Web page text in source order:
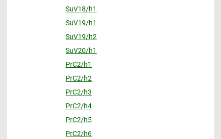
SuV18/h1
SuV19/h1
SuV19/h2
SuV20/h1
PrC2/h1
PrC2/h2
PrC2/h3
PrC2/h4
PrC2/h5
PrC2/h6